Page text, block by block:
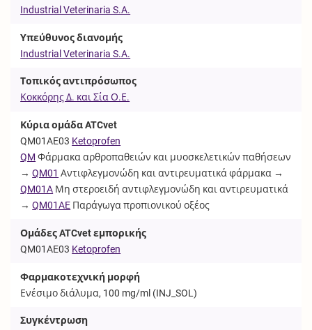
Industrial Veterinaria S.A.
Υπεύθυνος διανομής
Industrial Veterinaria S.A.
Τοπικός αντιπρόσωπος
Κοκκόρης Δ. και Σία Ο.Ε.
Κύρια ομάδα ATCvet
QM01AE03 Ketoprofen
QM Φάρμακα αρθροπαθειών και μυοσκελετικών παθήσεων
→QM01 Αντιφλεγμονώδη και αντιρευματικά φάρμακα →
QM01A Μη στεροειδή αντιφλεγμονώδη και αντιρευματικά
→QM01AE Παράγωγα προπιονικού οξέος
Ομάδες ATCvet εμπορικής
QM01AE03 Ketoprofen
Φαρμακοτεχνική μορφή
Ενέσιμο διάλυμα, 100 mg/ml (INJ_SOL)
Συγκέντρωση